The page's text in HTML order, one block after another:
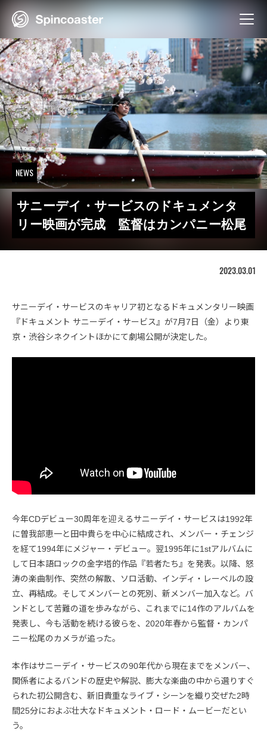
Skip
NEWS
サニーデイ・サービスのドキュメンタ
リー映画が完成 監督はカンパニー松尾
2023.03.01
サニーデイ・サービスのキャリア初となるドキュメンタリー映画
『ドキュメント サニーデイ・サービス』が7月7日（金）より東
京・渋谷シネクイントほかにて劇場公開が決定した。
今年CDデビュー30周年を迎えるサニーデイ・サービスは1992年
に曽我部恵一と田中貴らを中心に結成され、メンバー・チェンジ
を経て1994年にメジャー・デビュー。翌1995年に1stアルバムに
して日本語ロックの金字塔的作品『若者たち』を発表。以降、怒
涛の楽曲制作、突然の解散、ソロ活動、インディ・レーベルの設
立、再結成。そしてメンバーとの死別、新メンバー加入など。バ
ンドとして苦難の道を歩みながら、これまでに14作のアルバムを
発表し、今も活動を続ける彼らを、2020年春から監督・カンパ
ニー松尾のカメラが追った。
本作はサニーデイ・サービスの90年代から現在までをメンバー、
関係者によるバンドの歴史や解説、膨大な楽曲の中から選りすぐ
られた初公開含む、新旧貴重なライブ・シーンを織り交ぜた2時
間25分におよぶ壮大なドキュメント・ロード・ムービーだとい
う。